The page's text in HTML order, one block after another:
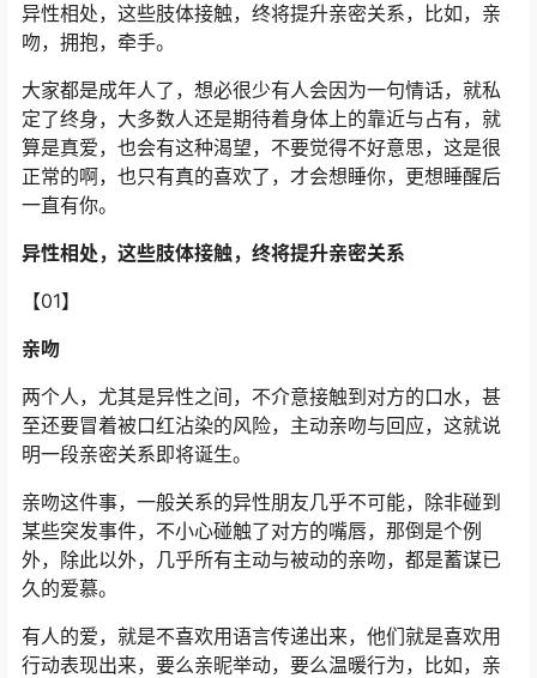
异性相处，这些肢体接触，终将提升亲密关系，比如，亲
吻，拥抱，牵手。
大家都是成年人了，想必很少有人会因为一句情话，就私
定了终身，大多数人还是期待着身体上的靠近与占有，就
算是真爱，也会有这种渴望，不要觉得不好意思，这是很
正常的啊，也只有真的喜欢了，才会想睡你，更想睡醒后
一直有你。
异性相处，这些肢体接触，终将提升亲密关系
【01】
亲吻
两个人，尤其是异性之间，不介意接触到对方的口水，甚
至还要冒着被口红沾染的风险，主动亲吻与回应，这就说
明一段亲密关系即将诞生。
亲吻这件事，一般关系的异性朋友几乎不可能，除非碰到
某些突发事件，不小心碰触了对方的嘴唇，那倒是个例
外，除此以外，几乎所有主动与被动的亲吻，都是蓄谋已
久的爱慕。
有人的爱，就是不喜欢用语言传递出来，他们就是喜欢用
行动表现出来，要么亲昵举动，要么温暖行为，比如，亲